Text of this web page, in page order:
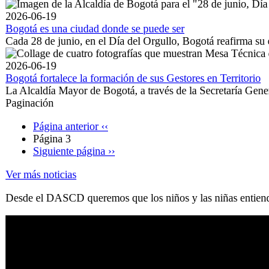
2026-06-19
Bogotá es una ciudad donde se puede ser
Cada 28 de junio, en el Día del Orgullo, Bogotá reafirma su
2026-06-19
Bogotá fortalece la formación de sus Gestores en Territorio
La Alcaldía Mayor de Bogotá, a través de la Secretaría
Paginación
Página anterior ‹‹
Página 3
Siguiente página ››
Ver más noticias
Desde el DASCD queremos que los niños y las niñas